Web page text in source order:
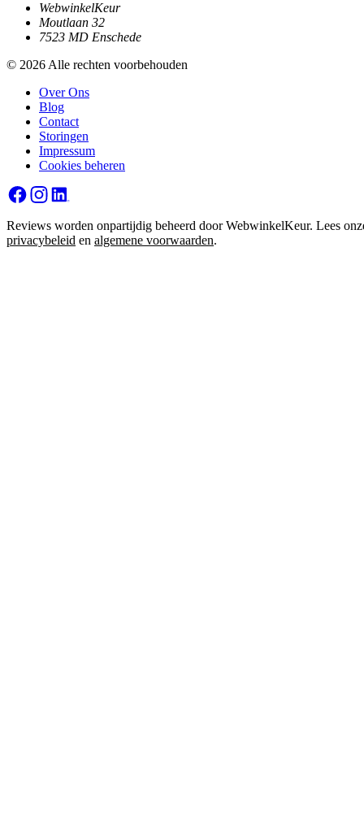
WebwinkelKeur
Moutlaan 32
7523 MD Enschede
© 2026 Alle rechten voorbehouden
Over Ons
Blog
Contact
Storingen
Impressum
Cookies beheren
Reviews worden onpartijdig beheerd door WebwinkelKeur. Lees
privacybeleid en algemene voorwaarden.